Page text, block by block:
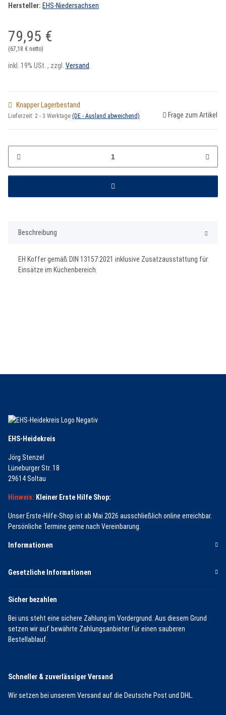
Hersteller: EHS-Niedersachsen
79,95 €
(67,18 € netto)
inkl. 19% USt. , zzgl. Versand
Knapper Lagerbestand
Lieferzeit: 2 - 3 Werktage (DE - Ausland abweichend) Frage zum Artikel
Beschreibung
EH Koffer gemäß DIN 13157:2021 inklusive Zusatzausstattung für
Einsätze im Küchenbereich.
EHS-Heidekreis
Jörg Stenzel
Lüneburger Str. 18
29614 Soltau
Hinweis: Kleiner Erste Hilfe Shop:
Unser Erste-Hilfe-Shop ist ab Mai 2026 ausschließlich online erreichbar.
Persönliche Termine gerne nach Vereinbarung.
Informationen
Gesetzliche Informationen
Sicher bezahlen
Bei uns steht eine sichere Zahlung im Vordergrund. Aus diesem Grund
setzen wir auf bewährte Zahlungsanbieter für einen sauberen
Bestellablauf.
Schneller & zuverlässiger Versand
Wir setzen bei unserem Versand auf die Deutsche Post und DHL.